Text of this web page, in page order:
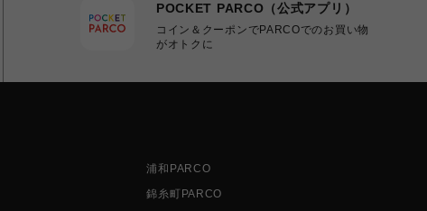
POCKET PARCO（公式アプリ）
コイン＆クーポンでPARCOでのお買い物
がオトクに
浦和PARCO
錦糸町PARCO